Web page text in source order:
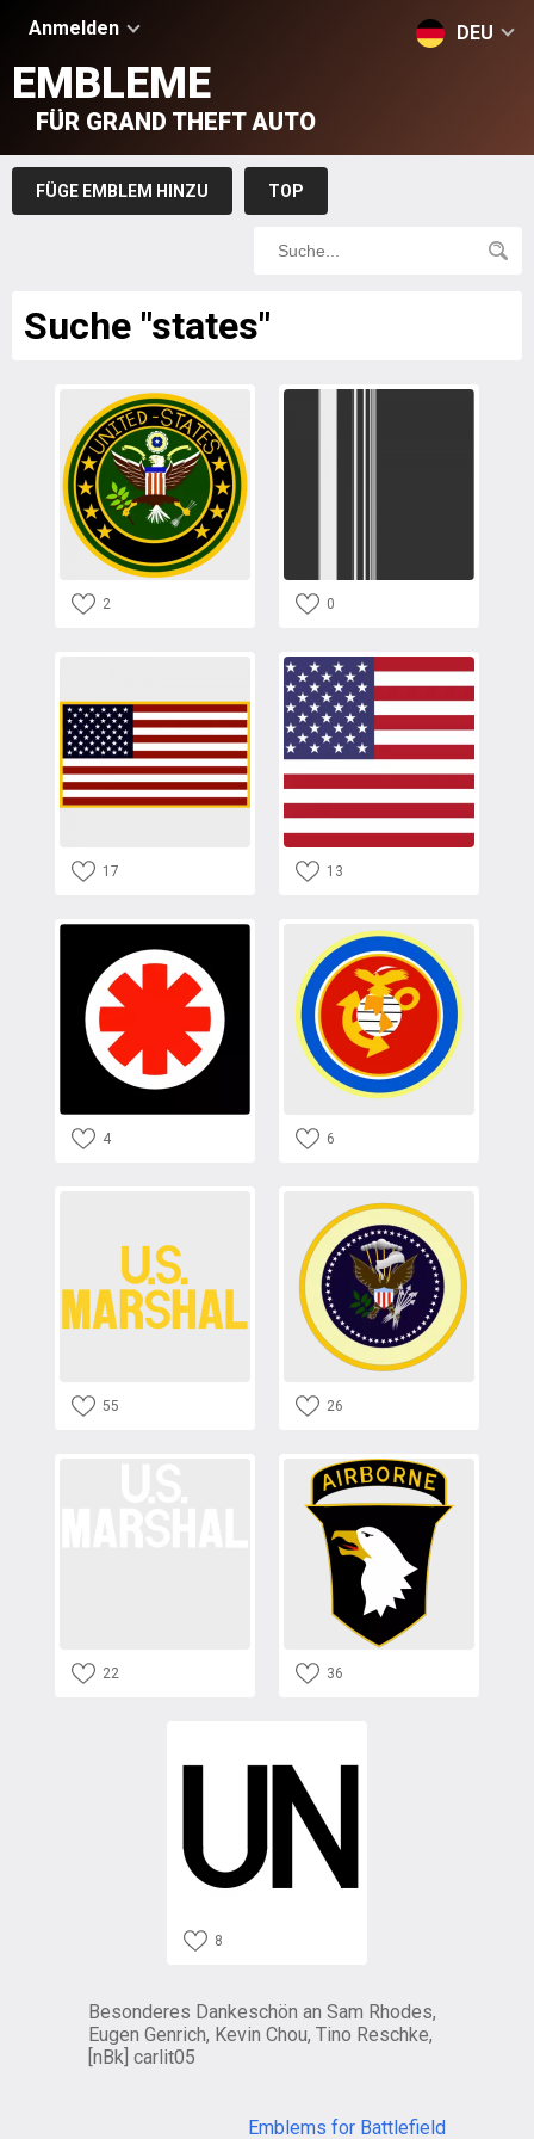
Anmelden DEU
EMBLEME
FÜR GRAND THEFT AUTO
FÜGE EMBLEM HINZU TOP
Suche "states"
2 0
17 13
4 6
55 26
22 36
8
Besonderes Dankeschön an Sam Rhodes,
Eugen Genrich, Kevin Chou, Tino Reschke,
[nBk] carlit05
Emblems for Battlefield